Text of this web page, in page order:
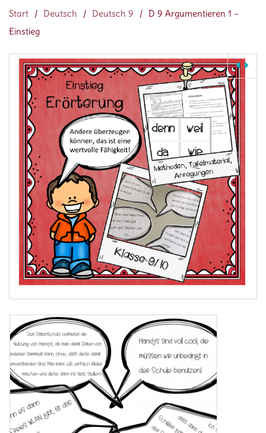
Start / Deutsch / Deutsch 9 / D 9 Argumentieren 1 –
Einstieg